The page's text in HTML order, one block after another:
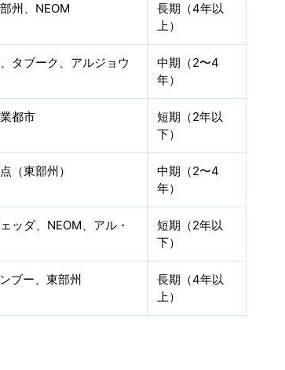
州、NEOM
長期（4年以
上）
タブーク、アルジョウ
中期（2〜4
年）
都市
短期（2年以
下）
（東部州）
中期（2〜4
年）
ッダ、NEOM、アル・
短期（2年以
下）
ブー、東部州
長期（4年以
上）